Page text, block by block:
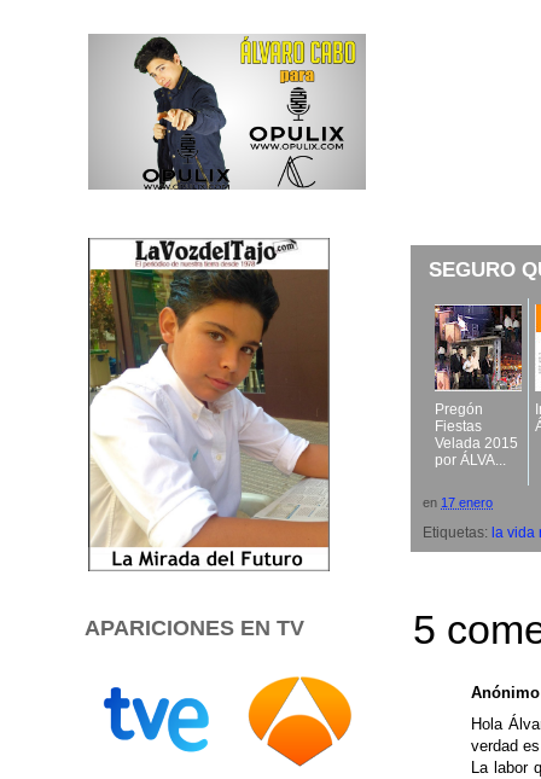
SEGURO
Pregón
Fiestas
Velada 2015
por ÁLVA...
en 17 enero
Etiquetas: la vida
5
Anónimo
Hola
verdad
La labor
APARICIONES EN TV